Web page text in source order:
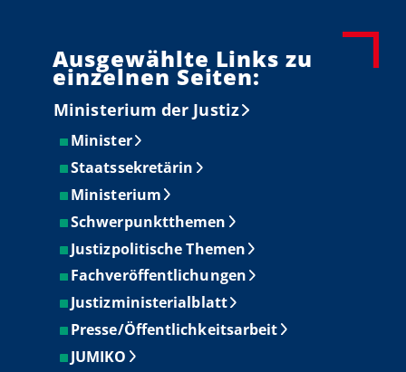
Ausgewählte Links zu
einzelnen Seiten:
Ministerium der Justiz
Minister
Staatssekretärin
Ministerium
Schwerpunktthemen
Justizpolitische Themen
Fachveröffentlichungen
Justizministerialblatt
Presse/Öffentlichkeitsarbeit
JUMIKO